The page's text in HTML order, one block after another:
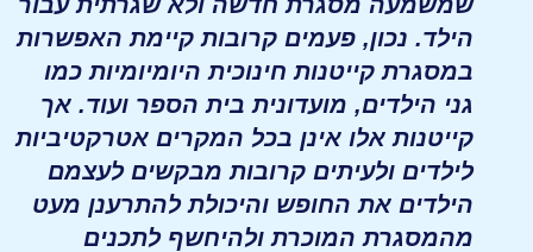
הילד. נכון, פעמים קרובות קיימת האפשרות
במסגרת קייטנות חינוכית היומיומיות כמו
גני הילדים, מועדונית בית הספר ועוד. אך
קייטנות אלו אינן בכל המקרים אטרקטיביות
לילדים ולעיתים קרובות מבקשים לעצמם
הילדים את החופש והיכולת להתרענן מעט
מהמסגרת המוכרת ולהיחשף לתכנים